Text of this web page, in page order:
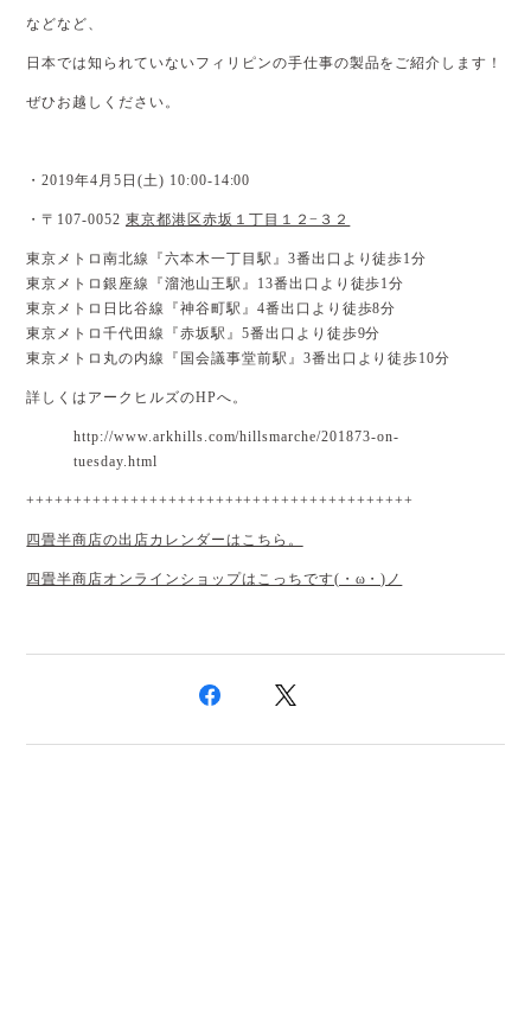
などなど、
日本では知られていないフィリピンの手仕事の製品をご紹介します！
ぜひお越しください。
・2019年4月5日(土) 10:00-14:00
・〒107-0052 東京都港区赤坂１丁目１２−３２
東京メトロ南北線『六本木一丁目駅』3番出口より徒歩1分
東京メトロ銀座線『溜池山王駅』13番出口より徒歩1分
東京メトロ日比谷線『神谷町駅』4番出口より徒歩8分
東京メトロ千代田線『赤坂駅』5番出口より徒歩9分
東京メトロ丸の内線『国会議事堂前駅』3番出口より徒歩10分
詳しくはアークヒルズのHPへ。
http://www.arkhills.com/hillsmarche/201873-on-
tuesday.html
+++++++++++++++++++++++++++++++++++++++++
四畳半商店の出店カレンダーはこちら。
四畳半商店オンラインショップはこっちです(・ω・)ノ